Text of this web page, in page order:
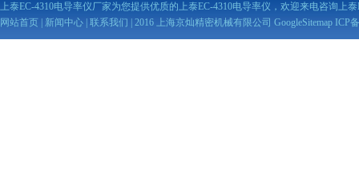
上泰EC-4310电导率仪厂家为您提供优质的上泰EC-4310电导率仪，欢迎来电咨询上
网站首页
新闻中心 联系我们 | 2016 上海京灿精密机械有限公司 GoogleSitemap ICP